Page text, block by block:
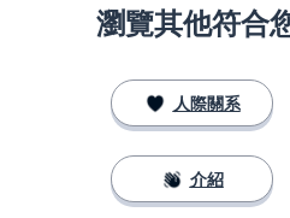
瀏覽其他符合
人際關系
介紹